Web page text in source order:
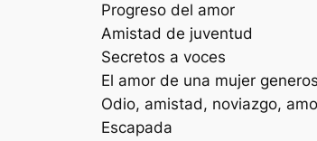
Progreso del amor
Amistad de juventud
Secretos a voces
El amor de una mujer
Odio, amistad, noviazgo,
Escapada